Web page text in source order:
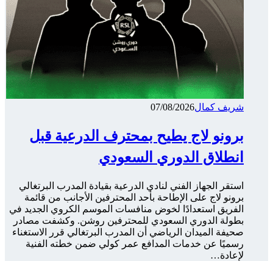
شريف كمال07/08/2026
برونو لاج يطيح بمحترف الدرعية قبل
انطلاق الدوري السعودي
استقر الجهاز الفني لنادي الدرعية بقيادة المدرب البرتغالي
برونو لاج على الإطاحة بأحد المحترفين الأجانب من قائمة
الفريق استعدادًا لخوض منافسات الموسم الكروي الجديد في
بطولة الدوري السعودي للمحترفين روشن. وكشفت مصادر
صحيفة الميدان الرياضي أن المدرب البرتغالي قرر الاستغناء
رسميًا عن خدمات المدافع عمر كولي ضمن خطته الفنية
لإعادة…